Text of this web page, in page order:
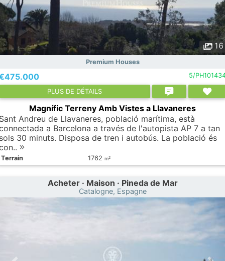
16
Premium Houses
5/
PLUS DE DÉTAILS
Magnífic Terreny Amb Vistes a Llavaneres
Andreu de Llavaneres, població marítima, està
a Barcelona a través de l'autopista AP 7 a tan
30 minuts. Disposa de tren i autobús. La població és
Terrain 1762 m2
Acheter · Maison · Pineda de Mar
Catalogne, Espagne